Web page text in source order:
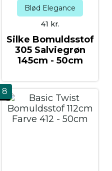
Blød Elegance
Silke Bomuldsstof
305 Salviegrøn
145cm - 50cm
41 kr.
8